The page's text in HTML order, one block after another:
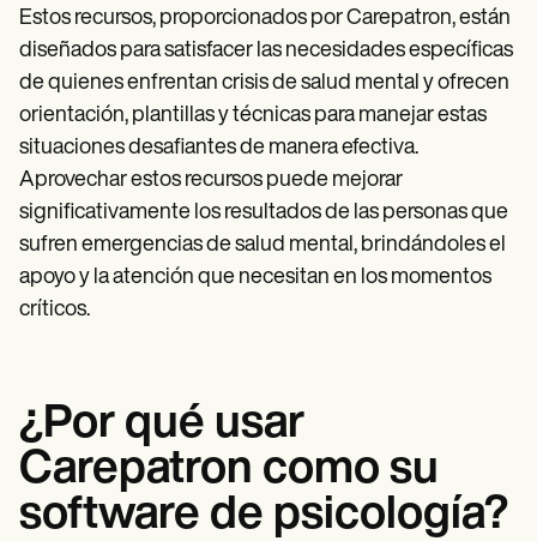
Estos recursos, proporcionados por Carepatron, están
diseñados para satisfacer las necesidades específicas
de quienes enfrentan crisis de salud mental y ofrecen
orientación, plantillas y técnicas para manejar estas
situaciones desafiantes de manera efectiva.
Aprovechar estos recursos puede mejorar
significativamente los resultados de las personas que
sufren emergencias de salud mental, brindándoles el
apoyo y la atención que necesitan en los momentos
críticos.
¿Por qué usar
Carepatron como su
software de psicología?